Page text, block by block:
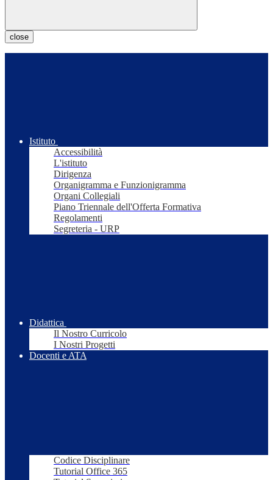
close
Istituto
Accessibilità
L'istituto
Dirigenza
Organigramma e Funzionigramma
Organi Collegiali
Piano Triennale dell'Offerta Formativa
Regolamenti
Segreteria - URP
Didattica
Il Nostro Curricolo
I Nostri Progetti
Docenti e ATA
Codice Disciplinare
Tutorial Office 365